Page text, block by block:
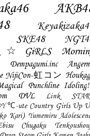
SKE48
Dempagumi.inc
NijiCon-虹コン
Punchline
DVL
Link
℃-ute Country Girls Up
Kari) Yumemiru
Chugaku